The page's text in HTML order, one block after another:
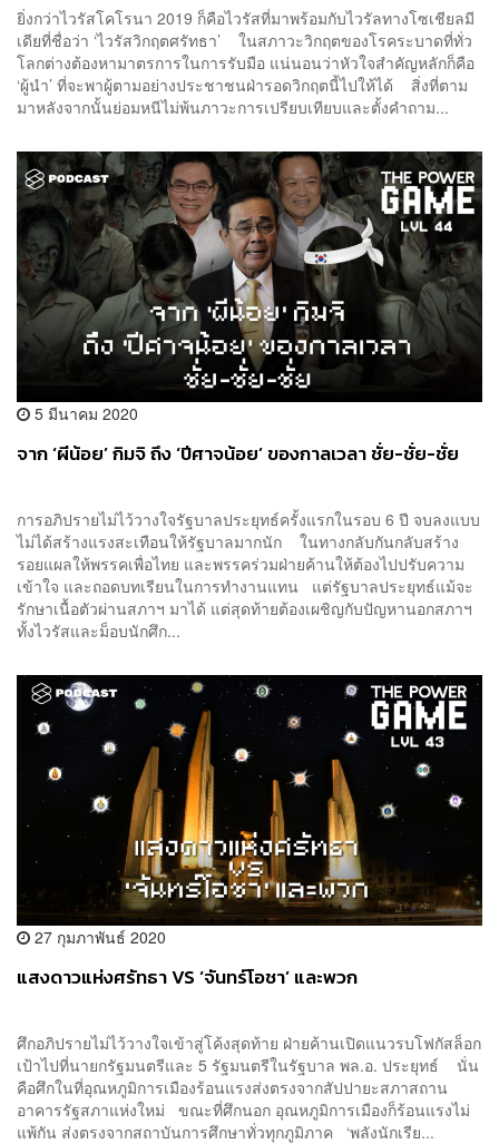
ยิ่งกว่าไวรัสโคโรนา 2019 ก็คือไวรัสที่มาพร้อมกับไวรัลทางโซเชียลมี
เดียที่ชื่อว่า ‘ไวรัสวิกฤตศรัทธา’ ในสภาวะวิกฤตของโรคระบาดที่ทั่ว
โลกต่างต้องหามาตรการในการรับมือ แน่นอนว่าหัวใจสำคัญหลักก็คือ
‘ผู้นำ’ ที่จะพาผู้ตามอย่างประชาชนฝ่ารอดวิกฤตนี้ไปให้ได้ สิ่งที่ตาม
มาหลังจากนั้นย่อมหนีไม่พ้นภาวะการเปรียบเทียบและตั้งคำถาม...
5 มีนาคม 2020
จาก ‘ผีน้อย’ กิมจิ ถึง ‘ปีศาจน้อย’ ของกาลเวลา ชั่ย-ชั่ย-ชั่ย
การอภิปรายไม่ไว้วางใจรัฐบาลประยุทธ์ครั้งแรกในรอบ 6 ปี จบลงแบบ
ไม่ได้สร้างแรงสะเทือนให้รัฐบาลมากนัก ในทางกลับกันกลับสร้าง
รอยแผลให้พรรคเพื่อไทย และพรรคร่วมฝ่ายค้านให้ต้องไปปรับความ
เข้าใจ และถอดบทเรียนในการทำงานแทน แต่รัฐบาลประยุทธ์แม้จะ
รักษาเนื้อตัวผ่านสภาฯ มาได้ แต่สุดท้ายต้องเผชิญกับปัญหานอกสภาฯ
ทั้งไวรัสและม็อบนักศึก...
27 กุมภาพันธ์ 2020
แสงดาวแห่งศรัทธา VS ‘จันทร์โอชา’ และพวก
ศึกอภิปรายไม่ไว้วางใจเข้าสู่โค้งสุดท้าย ฝ่ายค้านเปิดแนวรบโฟกัสล็อก
เป้าไปที่นายกรัฐมนตรีและ 5 รัฐมนตรีในรัฐบาล พล.อ. ประยุทธ์ นั่น
คือศึกในที่อุณหภูมิการเมืองร้อนแรงส่งตรงจากสัปปายะสภาสถาน
อาคารรัฐสภาแห่งใหม่ ขณะที่ศึกนอก อุณหภูมิการเมืองก็ร้อนแรงไม่
แพ้กัน ส่งตรงจากสถาบันการศึกษาทั่วทุกภูมิภาค ‘พลังนักเรีย...